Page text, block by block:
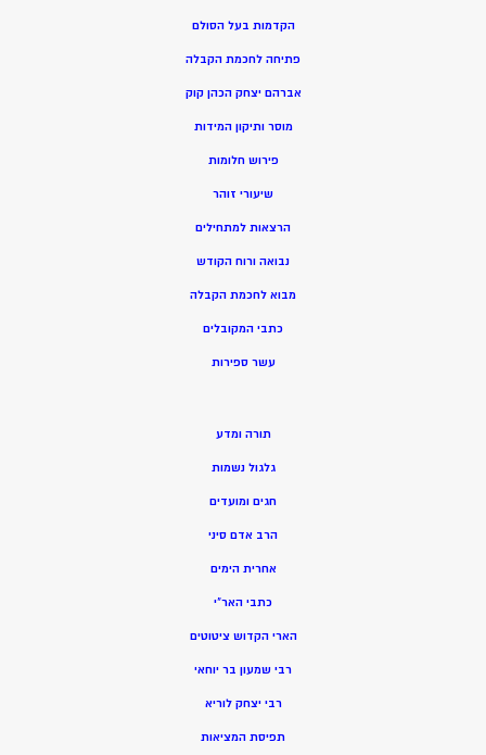
הקדמות בעל הסולם
פתיחה לחכמת הקבלה
אברהם יצחק הכהן קוק
מוסר ותיקון המידות
פירוש חלומות
שיעורי זוהר
הרצאות למתחילים
נבואה ורוח הקודש
מבוא לחכמת הקבלה
כתבי המקובלים
עשר ספירות
תורה ומדע
גלגול נשמות
חגים ומועדים
הרב אדם סיני
אחרית הימים
כתבי האר”י
הארי הקדוש ציטוטים
רבי שמעון בר יוחאי
רבי יצחק לוריא
תפיסת המציאות